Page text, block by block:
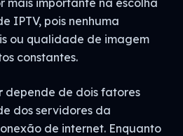
mais importante na escolha
IPTV, pois nenhuma
ou qualidade de imagem
constantes.
depende de dois fatores
dos servidores da
de internet. Enquanto